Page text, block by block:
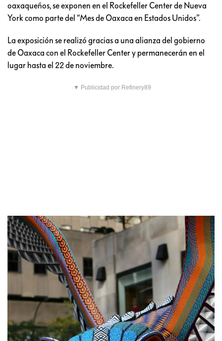
oaxaqueños, se exponen en el Rockefeller Center de Nueva
York como parte del “Mes de Oaxaca en Estados Unidos”.
La exposición se realizó gracias a una alianza del gobierno
de Oaxaca con el Rockefeller Center y permanecerán en el
lugar hasta el 22 de noviembre.
▼ Publicidad por Refinery89